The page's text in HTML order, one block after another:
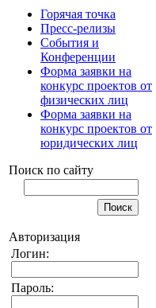
Горячая точка
Пресс-релизы
События и
Конференции
Форма заявки на
конкурс проектов от
физических лиц
Форма заявки на
конкурс проектов от
юридических лиц
Поиск по сайту
Авторизация
Логин:
Пароль: